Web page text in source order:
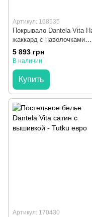
Артикул: 168535
Покрывало Dantela Vita
жаккард с наволочками
antrasit антрацит 260x260
5 893 грн
В наличии
Купить
Артикул: 170430